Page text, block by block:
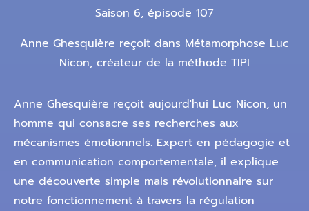
Saison 6, épisode 107
Anne Ghesquière reçoit dans Métamorphose Luc
Nicon, créateur de la méthode TIPI
Anne Ghesquière reçoit aujourd'hui Luc Nicon, un
homme qui consacre ses recherches aux
mécanismes émotionnels. Expert en pédagogie et
en communication comportementale, il explique
une découverte simple mais révolutionnaire sur
notre fonctionnement à travers la régulation